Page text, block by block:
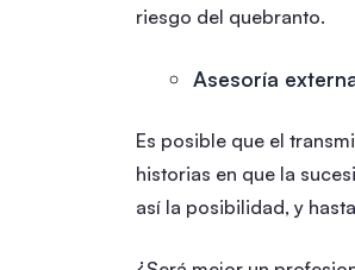
riesgo del quebranto.
Asesoría
Es posible que el
historias en que la
así la posibilidad, y